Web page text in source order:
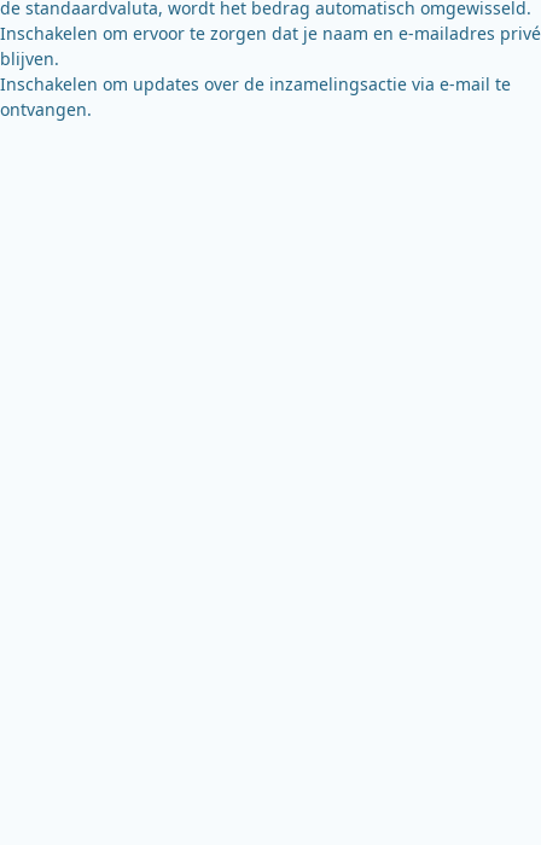
de standaardvaluta, wordt het bedrag automatisch omgewisseld.
Inschakelen om ervoor te zorgen dat je naam en e-mailadres privé
blijven.
Inschakelen om updates over de inzamelingsactie via e-mail te
ontvangen.